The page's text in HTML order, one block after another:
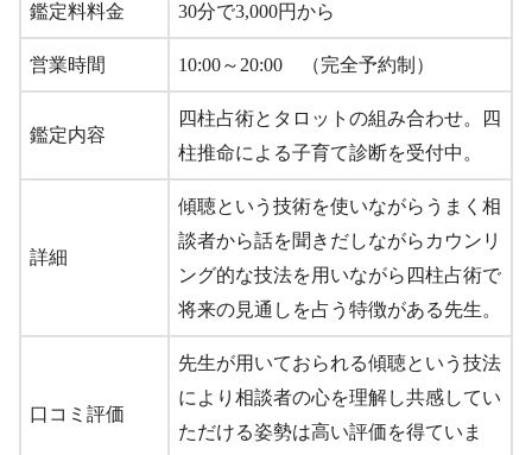
鑑定料料金 30分で3,000円から
営業時間 10:00～20:00 （完全予約制）
鑑定内容
四柱占術とタロットの組み合わせ。四
柱推命による子育て診断を受付中。
詳細
傾聴という技術を使いながらうまく相
談者から話を聞きだしながらカウンリ
ング的な技法を用いながら四柱占術で
将来の見通しを占う特徴がある先生。
口コミ評価
先生が用いておられる傾聴という技法
により相談者の心を理解し共感してい
ただける姿勢は高い評価を得ていま